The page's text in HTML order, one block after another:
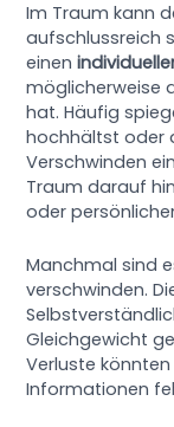
Im Traum kann
aufschlussreich
einen
möglicherweise
hat. Häufig
hochhältst oder
Verschwinden
Traum darauf
oder
Manchmal sind
verschwinden.
Gleichgewicht
Verluste
Informationen